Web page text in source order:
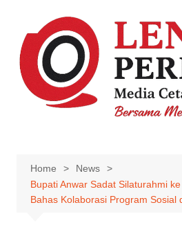
content
Home
News
Bupati Anwar Sadat Silaturahmi ke
Bahas Kolaborasi Program Sosial